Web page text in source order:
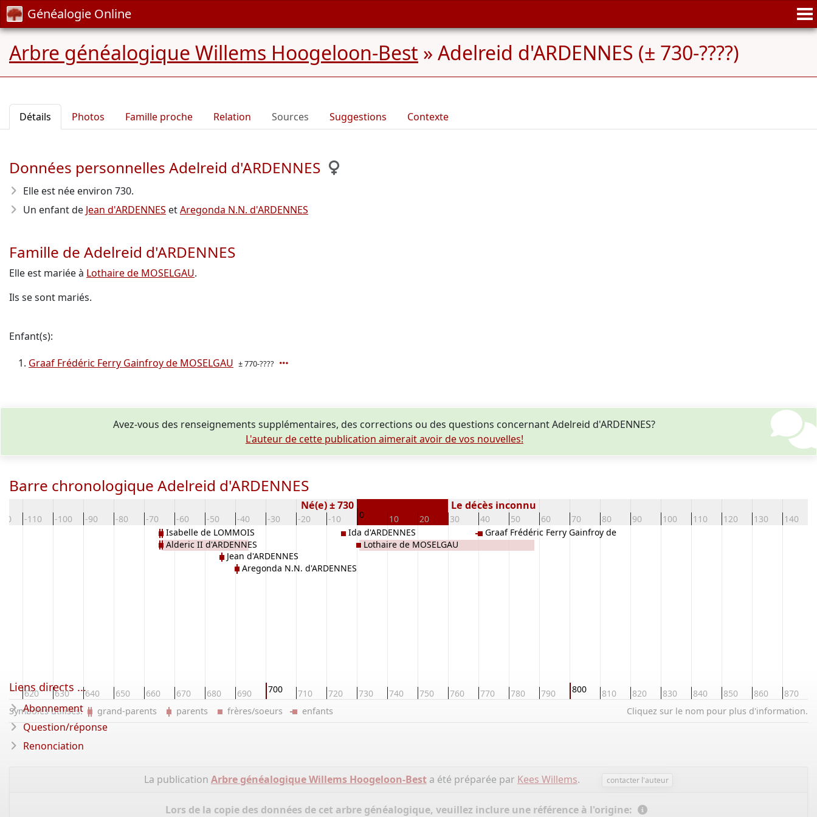
Généalogie Online
Arbre généalogique Willems Hoogeloon-Best » Adelreid d'ARDENNES (± 730-????)
Détails Photos Famille proche Relation Sources Suggestions Contexte
Données personnelles Adelreid d'ARDENNES
Elle est née environ 730.
Un enfant de Jean d'ARDENNES etAregonda N.N. d'ARDENNES
Famille de Adelreid d'ARDENNES
Elle est mariée à Lothaire de MOSELGAU.
Ils se sont mariés.
Enfant(s):
Graaf Frédéric Ferry Gainfroy de MOSELGAU ± 770-????
Avez-vous des renseignements supplémentaires, des corrections ou des questions concernant Adelreid d'ARDENNES?
L'auteur de cette publication aimerait avoir de vos nouvelles!
Barre chronologique Adelreid d'ARDENNES
-110 -100 -90 -80 -70 -60 -50 -40 -30 -20 -10 0 10 20 30 40 50 60 70 80 90 100 110 120 130 140
Né(e) ± 730 Le décès inconnu
620 630 640 650 660 670 680 690 700 710 720 730 740 750 760 770 780 790 800 810 820 830 840 850 860 870
Isabelle de LOMMOIS
Alderic II d'ARDENNES
Jean d'ARDENNES
Aregonda N.N. d'ARDENNES
Ida d'ARDENNES
Lothaire de MOSELGAU
Graaf Frédéric Ferry Gainfroy de
Cliquez sur le nom pour plus d'information.
Symboles utilisés: grand-parents parents frères/soeurs enfants
La publication Arbre généalogique Willems Hoogeloon-Besta été préparée par Kees Willems. contacter l'auteur
Lors de la copie des données de cet arbre généalogique, veuillez inclure une référence à l'origine:
Liens directs ...
Abonnement
Question/réponse
Renonciation